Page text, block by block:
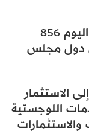
وأنجز قطاع المقاولات التركي حتى اليوم 856
دولار في دول مجلس
الاستثمار
اللوجستية